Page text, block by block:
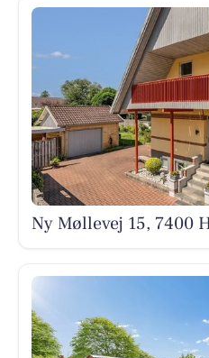
Ny Møllevej 15, 7400